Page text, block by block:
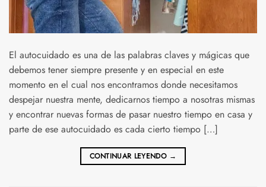
El autocuidado es una de las palabras claves y mágicas que
debemos tener siempre presente y en especial en este
momento en el cual nos encontramos donde necesitamos
despejar nuestra mente, dedicarnos tiempo a nosotras mismas
y encontrar nuevas formas de pasar nuestro tiempo en casa y
parte de ese autocuidado es cada cierto tiempo […]
CONTINUAR LEYENDO →